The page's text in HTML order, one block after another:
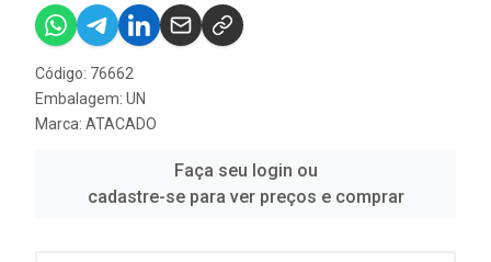
Código: 76662
Embalagem: UN
Marca: ATACADO
Faça seu login ou
cadastre-se para ver preços e comprar